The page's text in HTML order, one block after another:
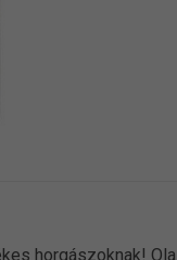
horgászoknak!